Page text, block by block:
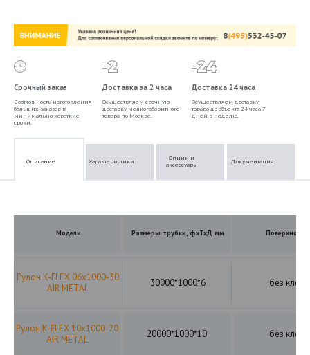
Срочный заказ
Возможность изготовления
больших заказов в
минимально короткие
сроки.
Доставка за 2 часа
Осуществляем срочную
доставку мелкогабаритного
товара по Москве.
Доставка 24 часа
Осуществляем доставку
товара до объекта 24 часа 7
дней в неделю.
Описание Характеристики
Опции и
аксессуары
Документация
Модели Размеры трубки, фхТхД мм Поверхность
Рулон K-FLEX 06x1000-30
AIR METAL
30000*1000*6 без клея
Рулон K-FLEX 10x1000-20
AIR METAL
20000*1000*10 без клея